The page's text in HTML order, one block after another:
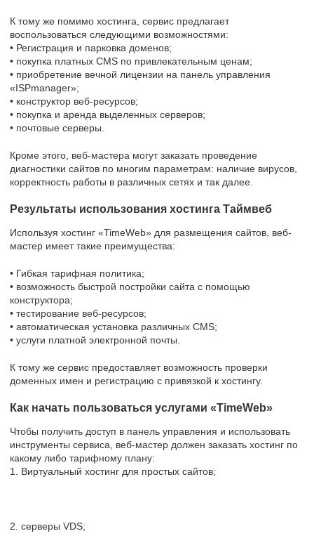
К тому же помимо хостинга, сервис предлагает
воспользоваться следующими возможностями:
• Регистрация и парковка доменов;
• покупка платных CMS по привлекательным ценам;
• приобретение вечной лицензии на панель управления
«ISPmanager»;
• конструктор веб-ресурсов;
• покупка и аренда выделенных серверов;
• почтовые серверы.
Кроме этого, веб-мастера могут заказать проведение
диагностики сайтов по многим параметрам: наличие вирусов,
корректность работы в различных сетях и так далее.
Результаты использования хостинга Таймвеб
Используя хостинг «TimeWeb» для размещения сайтов, веб-
мастер имеет такие преимущества:
• Гибкая тарифная политика;
• возможность быстрой постройки сайта с помощью
конструктора;
• тестирование веб-ресурсов;
• автоматическая установка различных CMS;
• услуги платной электронной почты.
К тому же сервис предоставляет возможность проверки
доменных имен и регистрацию с привязкой к хостингу.
Как начать пользоваться услугами «TimeWeb»
Чтобы получить доступ в панель управления и использовать
инструменты сервиса, веб-мастер должен заказать хостинг по
какому либо тарифному плану:
1. Виртуальный хостинг для простых сайтов;
2. серверы VDS;